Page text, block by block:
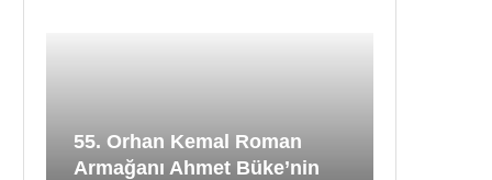
55. Orhan Kemal Roman
Armağanı Ahmet Büke’nin